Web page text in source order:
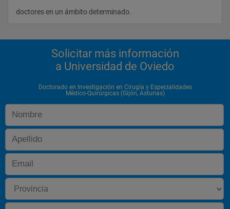
doctores en un ámbito determinado.
Solicitar más información
a Universidad de Oviedo
Doctorado en Investigación en Cirugía y Especialidades
Médico-Quirúrgicas (Gijón, Asturias)